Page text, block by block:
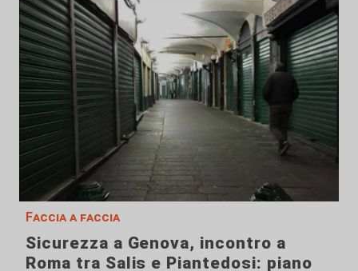
Faccia a faccia
Sicurezza a Genova, incontro a
Roma tra Salis e Piantedosi: piano